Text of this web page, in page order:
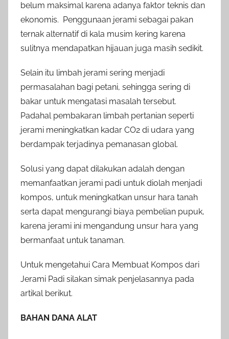
belum maksimal karena adanya faktor teknis dan
ekonomis. Penggunaan jerami sebagai pakan
ternak alternatif di kala musim kering karena
sulitnya mendapatkan hijauan juga masih sedikit.
Selain itu limbah jerami sering menjadi
permasalahan bagi petani, sehingga sering di
bakar untuk mengatasi masalah tersebut.
Padahal pembakaran limbah pertanian seperti
jerami meningkatkan kadar CO2 di udara yang
berdampak terjadinya pemanasan global.
Solusi yang dapat dilakukan adalah dengan
memanfaatkan jerami padi untuk diolah menjadi
kompos, untuk meningkatkan unsur hara tanah
serta dapat mengurangi biaya pembelian pupuk,
karena jerami ini mengandung unsur hara yang
bermanfaat untuk tanaman.
Untuk mengetahui Cara Membuat Kompos dari
Jerami Padi silakan simak penjelasannya pada
artikal berikut.
BAHAN DANA ALAT